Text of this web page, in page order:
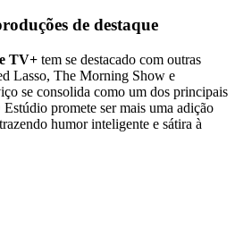
de destaque
TV+ tem se destacado com outras
Lasso, The Morning Show e
se consolida como um dos principais
promete ser mais uma adição
humor inteligente e sátira à